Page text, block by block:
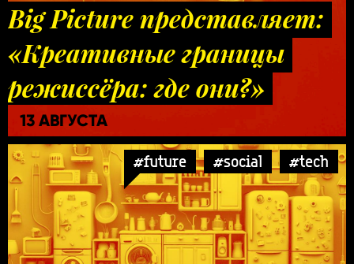
Big Picture представляет:
«Креативные границы
режиссёра: где они?»
13 АВГУСТА
#future #social #tech